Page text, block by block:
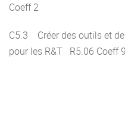
Coeff 2
C5.3 Créer des outils et
pour les R&T R5.06 Coeff 9